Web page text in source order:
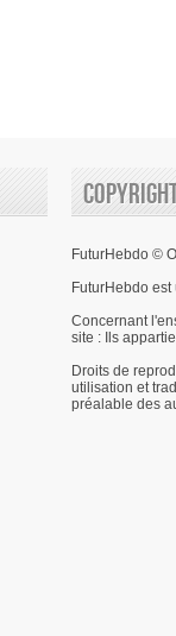
FuturHebdo ©
FuturHebdo
Concernant
site : Ils
Droits de
utilisation et
préalable des